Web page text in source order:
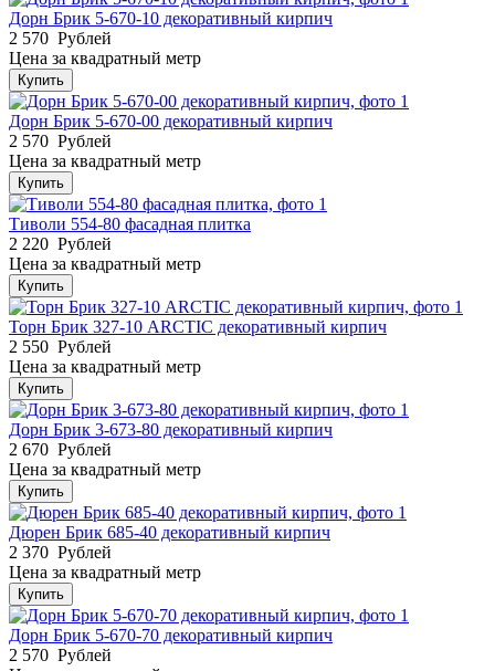
Дорн Брик 5-670-10 декоративный кирпич
2 570 Рублей
Цена за квадратный метр
Купить
Дорн Брик 5-670-00 декоративный кирпич
2 570 Рублей
Цена за квадратный метр
Купить
Тиволи 554-80 фасадная плитка
2 220 Рублей
Цена за квадратный метр
Купить
Торн Брик 327-10 ARCTIC декоративный кирпич
2 550 Рублей
Цена за квадратный метр
Купить
Дорн Брик 3-673-80 декоративный кирпич
2 670 Рублей
Цена за квадратный метр
Купить
Дюрен Брик 685-40 декоративный кирпич
2 370 Рублей
Цена за квадратный метр
Купить
Дорн Брик 5-670-70 декоративный кирпич
2 570 Рублей